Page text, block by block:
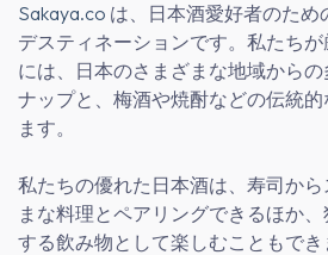
Sakaya.co は、日本酒愛好者のため
デスティネーションです。私たち
には、日本のさまざまな地域から
ナップと、梅酒や焼酎などの伝統
ます。
私たちの優れた日本酒は、寿司か
まな料理とペアリングできるほか
する飲み物として楽しむこともで